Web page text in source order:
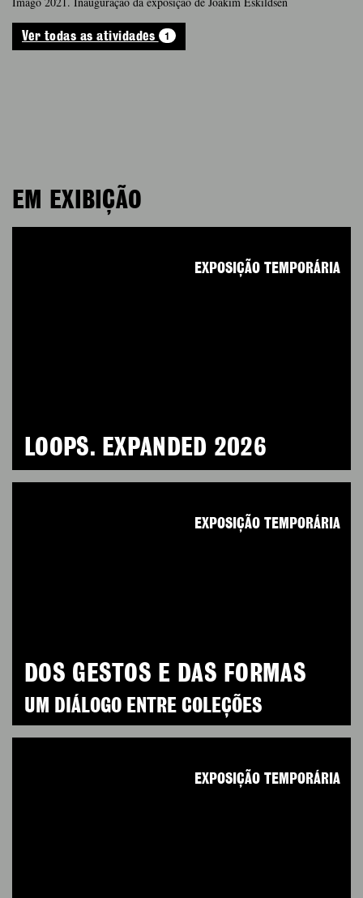
Ver todas as atividades 1
EM EXIBIÇÃO
LOOPS. EXPANDED 2026
EXPOSIÇÃO TEMPORÁRIA
DOS GESTOS E DAS FORMAS
UM DIÁLOGO ENTRE COLEÇÕES
EXPOSIÇÃO TEMPORÁRIA
EXPOSIÇÃO TEMPORÁRIA